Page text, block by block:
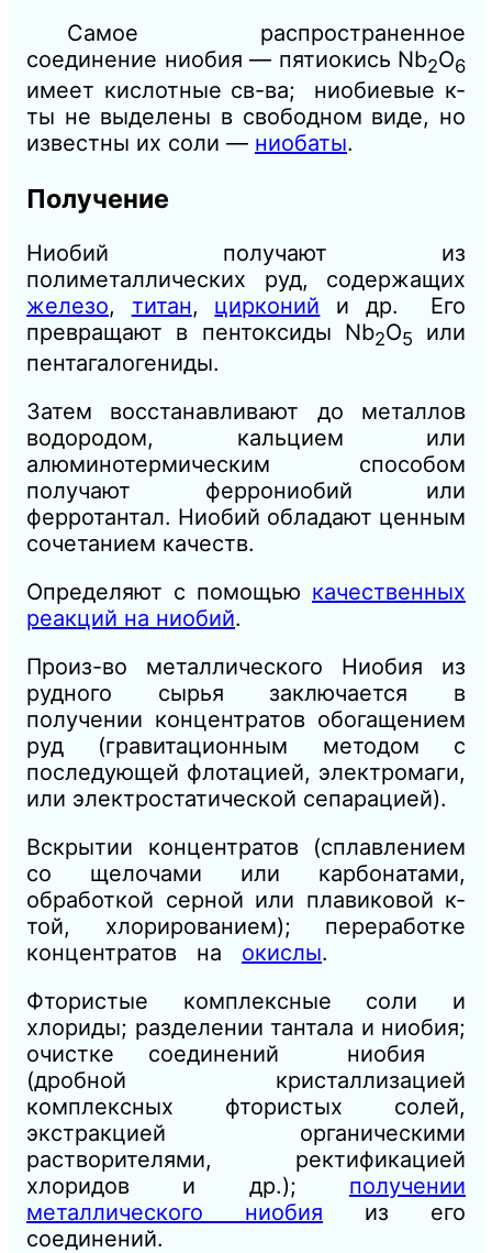
Самое распространенное
соединение ниобия — пятиокись Nb2О6
имеет кислотные св-ва; ниобиевые к-
ты не выделены в свободном виде, но
известны их соли — ниобаты.
Получение
Ниобий получают из
полиметаллических руд, содержащих
железо, титан, цирконий и др. Его
превращают в пентоксиды Nb2O5
или
пентагалогениды.
Затем восстанавливают до металлов
водородом, кальцием или
алюминотермическим способом
получают феррониобий или
ферротантал. Ниобий обладают ценным
сочетанием качеств.
Определяют с помощью качественных
реакций на ниобий.
Произ-во металлического Ниобия из
рудного сырья заключается в
получении концентратов обогащением
руд (гравитационным методом с
последующей флотацией, электромаги,
или электростатической сепарацией).
Вскрытии концентратов (сплавлением
со щелочами или карбонатами,
обработкой серной или плавиковой к-
той, хлорированием); переработке
концентратов на окислы.
Фтористые комплексные соли и
хлориды; разделении тантала и ниобия;
очистке соединений ниобия
(дробной кристаллизацией
комплексных фтористых солей,
экстракцией органическими
растворителями, ректификацией
хлоридов и др.); получении
металлического ниобия из его
соединений.